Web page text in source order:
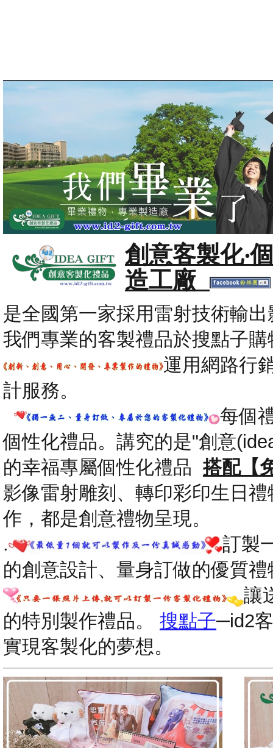
創意客製化‧
造工廠
是全國第一家採用雷射技術輸
我們專業的客製禮品於搜點子
運用網路行
計服務。
每個
個性化禮品。講究的是"創意
的幸福專屬個性化禮品搭配【
影像雷射雕刻、轉印彩印生日禮
作，都是創意禮物呈現。
.
訂製
的創意設計、量身訂做的優質禮
讓
的特別製作禮品。 搜點子─id2
實現客製化的夢想。